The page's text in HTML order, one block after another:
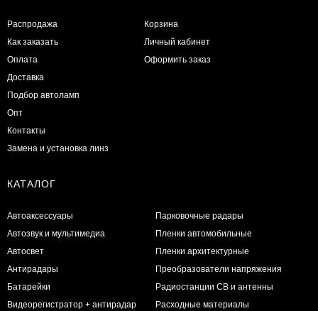
Распродажа
Как заказать
Оплата
Доставка
Подбор автоламп
Опт
Контакты
Замена и установка линз
Корзина
Личный кабинет
Оформить заказ
КАТАЛОГ
Автоаксессуары
Автозвук и мультимедиа
Автосвет
Антирадары
Батарейки
Видеорегистратор + антирадар
Парковочные радары
Пленки автомобильные
Пленки архитектурные
Преобразователи напряжения
Радиостанции CB и антенны
Расходные материалы